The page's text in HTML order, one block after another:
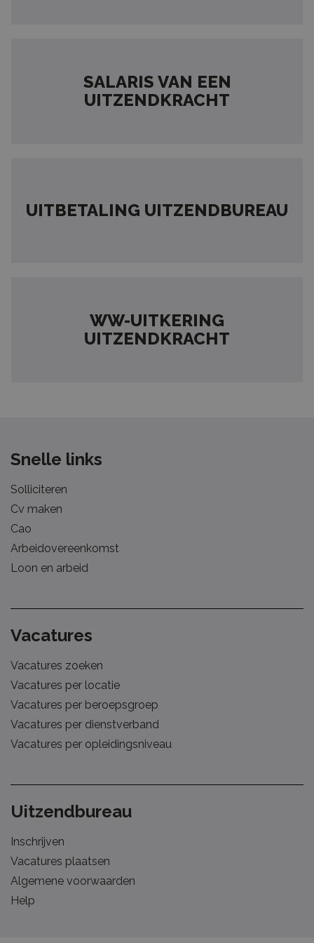
SALARIS VAN EEN
UITZENDKRACHT
UITBETALING UITZENDBUREAU
WW-UITKERING
UITZENDKRACHT
Snelle links
Solliciteren
Cv maken
Cao
Arbeidovereenkomst
Loon en arbeid
Vacatures
Vacatures zoeken
Vacatures per locatie
Vacatures per beroepsgroep
Vacatures per dienstverband
Vacatures per opleidingsniveau
Uitzendbureau
Inschrijven
Vacatures plaatsen
Algemene voorwaarden
Help